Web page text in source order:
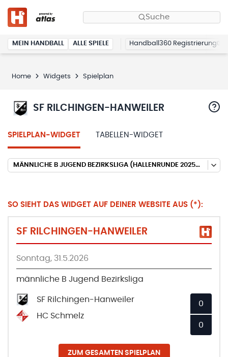
Suche
MEIN HANDBALL ALLE SPIELE Handball360 Registrierung
Home Widgets Spielplan
SF RILCHINGEN-HANWEILER
SPIELPLAN-WIDGET TABELLEN-WIDGET
MÄNNLICHE B JUGEND BEZIRKSLIGA (HALLENRUNDE 2025/2026)
SO SIEHT DAS WIDGET AUF DEINER WEBSITE AUS (*):
SF RILCHINGEN-HANWEILER
Sonntag, 31.5.2026
männliche B Jugend Bezirksliga
SF Rilchingen-Hanweiler
HC Schmelz
0
0
ZUM GESAMTEN SPIELPLAN